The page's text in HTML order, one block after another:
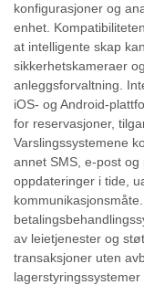
konfigurasjoner og
enhet.
at intelligente skap
sikkerhetskameraer
anleggsforvaltning.
iOS- og Android-
for reservasjoner,
Varslingssystemene
annet SMS, e-post
oppdateringer i tide,
av leietjenester og
transaksjoner uten